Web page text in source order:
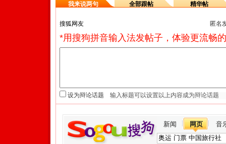
我来说两句 全部跟帖 精华帖
匿名
*用搜狗拼音输入法发帖子，体验更流畅
设为辩论话题
新闻 网页 音